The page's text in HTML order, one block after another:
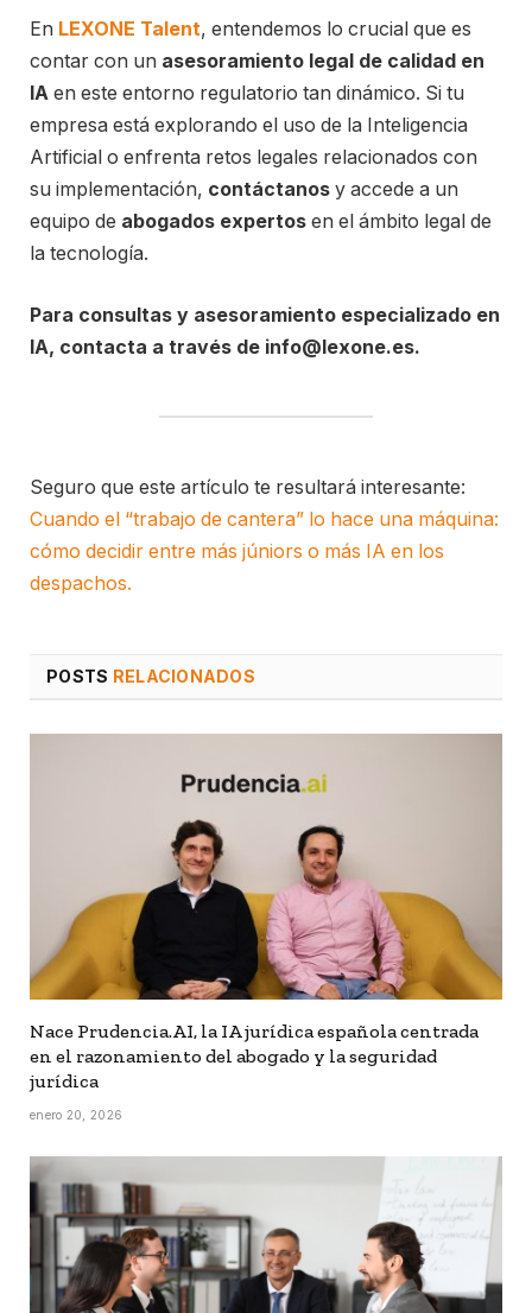
En LEXONE Talent, entendemos lo crucial que es
contar con un asesoramiento legal de calidad en
IA en este entorno regulatorio tan dinámico. Si tu
empresa está explorando el uso de la Inteligencia
Artificial o enfrenta retos legales relacionados con
su implementación, contáctanos y accede a un
equipo de abogados expertos en el ámbito legal de
la tecnología.
Para consultas y asesoramiento especializado en
IA, contacta a través de info@lexone.es.
Seguro que este artículo te resultará interesante:
Cuando el “trabajo de cantera” lo hace una máquina:
cómo decidir entre más júniors o más IA en los
despachos.
POSTS RELACIONADOS
Nace Prudencia.AI, la IA jurídica española centrada
en el razonamiento del abogado y la seguridad
jurídica
enero 20, 2026